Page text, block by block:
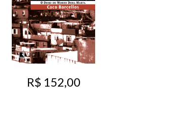
R$ 152,00